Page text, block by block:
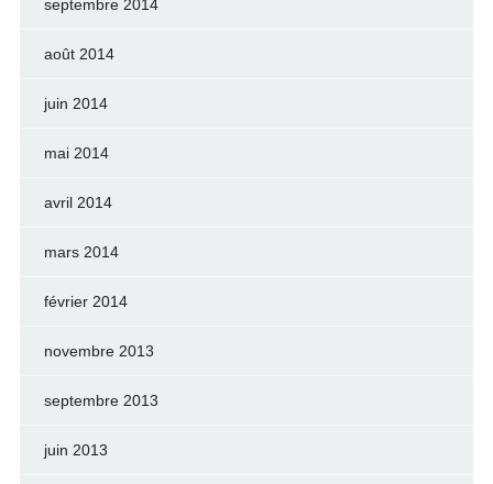
septembre 2014
août 2014
juin 2014
mai 2014
avril 2014
mars 2014
février 2014
novembre 2013
septembre 2013
juin 2013